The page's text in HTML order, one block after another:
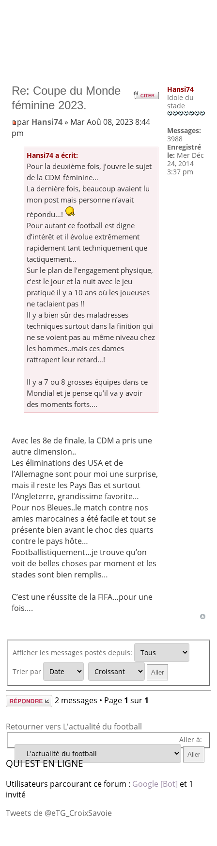
Re: Coupe du Monde
féminine 2023.
par Hansi74» Mar Aoû 08, 2023 8:44
pm
Hansi74 a écrit:
Pour la deuxième fois, j’ouvre le sujet
de la CDM féminine…
La dernière fois, beaucoup avaient lu
mon post mais personne n’avait
répondu…!
Pour autant ce football est digne
d’intérêt et il évolue extrêmement
rapidement tant techniquement que
tactiquement…
Sur le plan de l’engagement physique,
c’est le jour et la nuit avec le jeu
pratiqué il y a 10 ans où les joueuses
ne taclaient pas !!
Il y a bien sûr des maladresses
techniques surtout dans la finition qui
ne se voient pas au même niveau chez
les hommes..mais ces dames
rattrapent leur retard…!
Il y a 7 ou 8 grosses équipes dans ce
Mondial et je pense qu’il va y avoir
des moments forts….
Avec les 8e de finale, la CDM a pris une
autre dimension..
Les éliminations des USA et de
l’Allemagne sont pour moi une surprise,
mais il reste les Pays Bas et surtout
l’Angleterre, grandissime favorite…
Pour nos Bleues..le match contre nos
amies marocaines a été facile et tout se
présente bien avant le choc des quarts
contre le pays hôte…
Footballistiquement…je trouve qu’on
voit de belles choses par moment et les
stades sont bien remplis…
C’est une réussite de la FIFA…pour une
fois….
Hansi74
Idole du
stade
Messages:
3988
Enregistré
le: Mer Déc
24, 2014
3:37 pm
Afficher les messages postés depuis:
Trier par
Répondre 2 messages • Page 1 sur 1
Retourner vers L'actualité du football
Aller à:
QUI EST EN LIGNE
Utilisateurs parcourant ce forum : Google [Bot] et 1
invité
Tweets de @eTG_CroixSavoie